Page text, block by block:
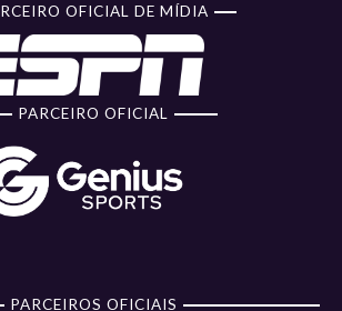
OFICIAL DE MÍDIA
PARCEIRO OFICIAL
PARCEIROS OFICIAIS